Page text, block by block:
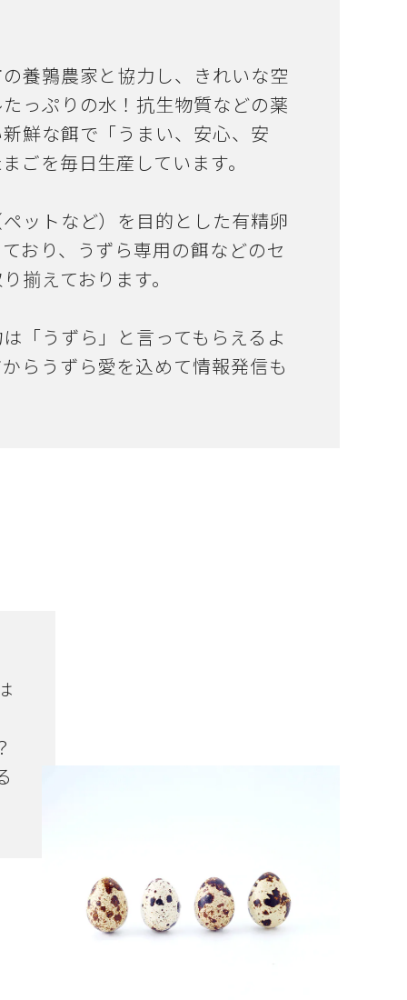
養鶉農家と協力し、きれいな空
っぷりの水！抗生物質などの薬
鮮な餌で「うまい、安心、安
ごを毎日生産しています。
ットなど）を目的とした有精卵
おり、うずら専用の餌などのセ
揃えております。
「うずら」と言ってもらえるよ
らうずら愛を込めて情報発信も